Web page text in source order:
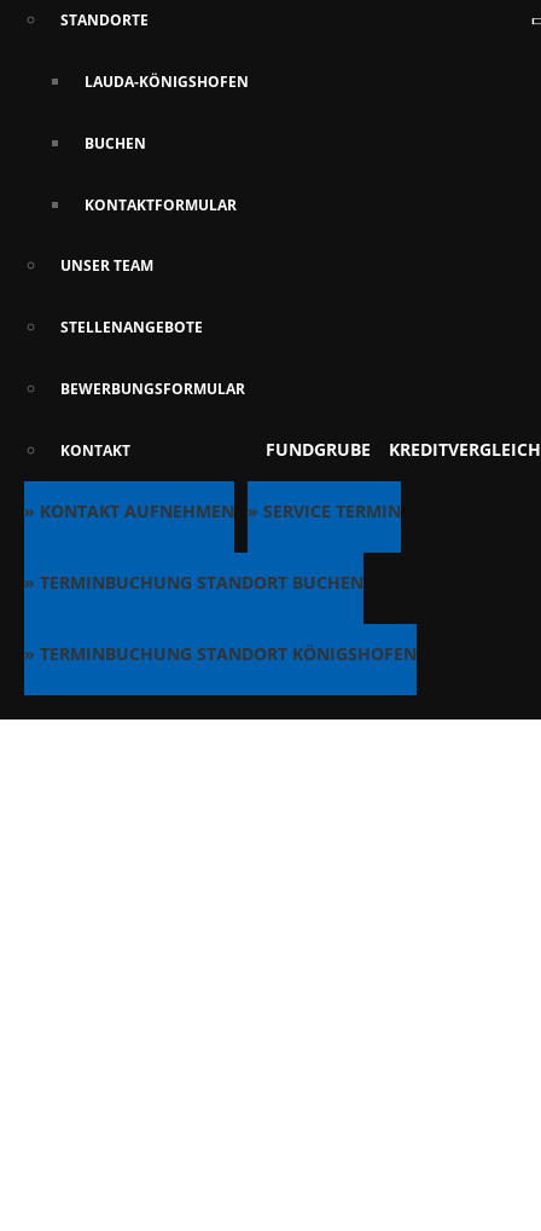
STANDORTE
LAUDA-KÖNIGSHOFEN
BUCHEN
KONTAKTFORMULAR
UNSER TEAM
STELLENANGEBOTE
BEWERBUNGSFORMULAR
KONTAKT FUNDGRUBE KREDITVERGLEICH
» KONTAKT AUFNEHMEN » SERVICE TERMIN
» TERMINBUCHUNG STANDORT BUCHEN
» TERMINBUCHUNG STANDORT KÖNIGSHOFEN